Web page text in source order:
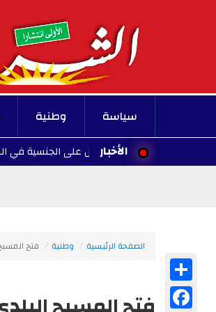
سياسة وطنية
الأخبار
الأطفال للحصول على الجنسية في الولايات
الصفحة الرئيسية وطنية فتح
Facebook